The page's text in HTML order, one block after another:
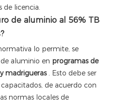
de licencia.
de aluminio al 56% TB
lo permite, se
aluminio en programas de
madrigueras. Esto debe ser
de acuerdo con
normas locales de